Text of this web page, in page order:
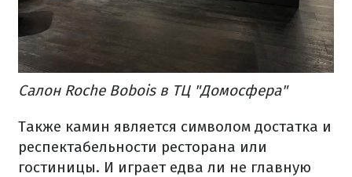
Салон Roche Bobois в ТЦ "Домосфера"
Также камин является символом достатка и
респектабельности ресторана или
гостиницы. И играет едва ли не главную